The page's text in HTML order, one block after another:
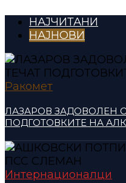
НАЈЧИТАНИ
НАЈНОВИ
Ракомет
ЛАЗАРОВ ЗАДОВОЛЕН
ПОДГОТОВКИТЕ НА
Интернационалци